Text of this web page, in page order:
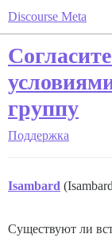
Discourse Meta
группу
Поддержка
Isambard
Существуют ли